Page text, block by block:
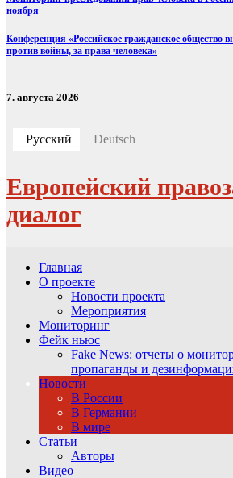
ноября
Конференция «Российское гражданское общество
против войны, за права человека»
7. августа 2026
Русский Deutsch
Европейский
диалог
Главная
О проекте
Новости проекта
Мероприятия
Мониторинг
Фейк ньюс
Fake News: отчеты о
пропаганды и
Новости
В России
В Германии
В мире
Статьи
Авторы
Видео